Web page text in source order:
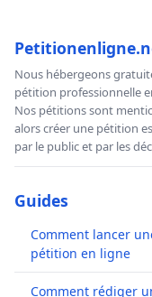
Nous hébergeons
pétition professionnelle
Nos pétitions sont
alors créer une pétition
par le public et par les
Guides
Comment lancer
pétition en ligne
Comment rédiger